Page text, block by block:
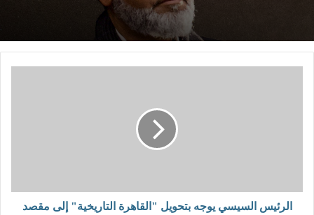
الرئيس السيسي يوجه بتحويل "القاهرة التاريخية" إلى مقصد